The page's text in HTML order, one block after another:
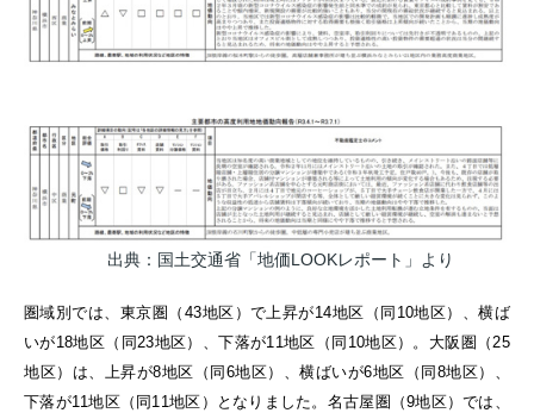
出典：国土交通省「地価LOOKレポート」より
圏域別では、東京圏（43地区）で上昇が14地区（同10地区）、横ば
いが18地区（同23地区）、下落が11地区（同10地区）。大阪圏（25
地区）は、上昇が8地区（同6地区）、横ばいが6地区（同8地区）、
下落が11地区（同11地区）となりました。名古屋圏（9地区）では、